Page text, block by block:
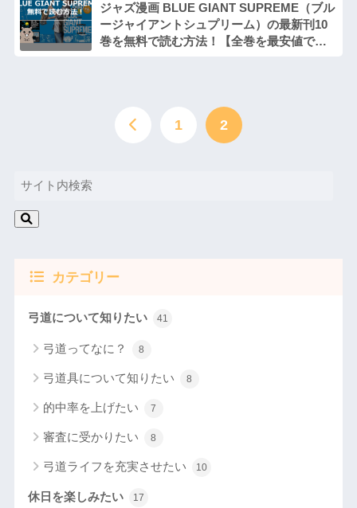
ジャズ漫画 BLUE GIANT SUPREME（ブル
ージャイアントシュプリーム）の最新刊10
巻を無料で読む方法！【全巻を最安値でま
1 2
カテゴリー
弓道について知りたい 41
弓道ってなに？ 8
弓道具について知りたい 8
的中率を上げたい 7
審査に受かりたい 8
弓道ライフを充実させたい 10
休日を楽しみたい 17